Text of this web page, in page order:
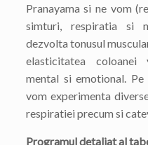
Pranayama si ne vom
simturi, respiratia si
dezvolta tonusul
elasticitatea coloanei
mental si emotional.
vom experimenta
respiratiei precum si
Programul detaliat al